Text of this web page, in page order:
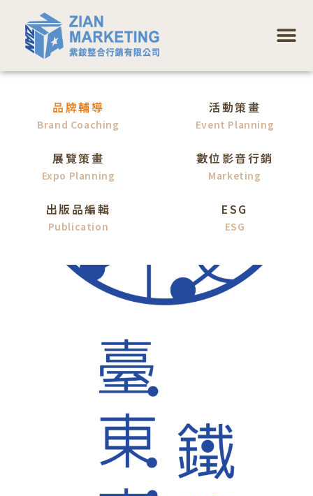
要
選
單
品牌輔導
Brand Coaching
活動策畫
Event Planning
展覽策畫
Expo Planning
數位影音行銷
Marketing
出版品編輯
Publication
ESG
ESG